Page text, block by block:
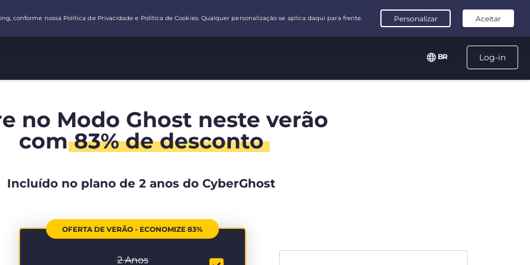
Log-in
BR
no Modo Ghost neste verão
com83% de desconto
Incluído no plano de 2 anos do CyberGhost
OFERTA DE VERÃO - ECONOMIZE 83%
2 Anos